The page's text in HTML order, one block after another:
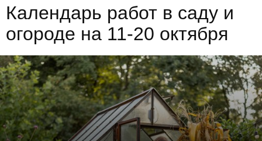
Календарь работ в саду и
огороде на 11-20 октября